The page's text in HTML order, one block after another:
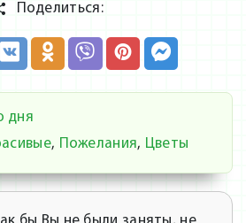
Поделиться:
дня
, Пожелания, Цветы